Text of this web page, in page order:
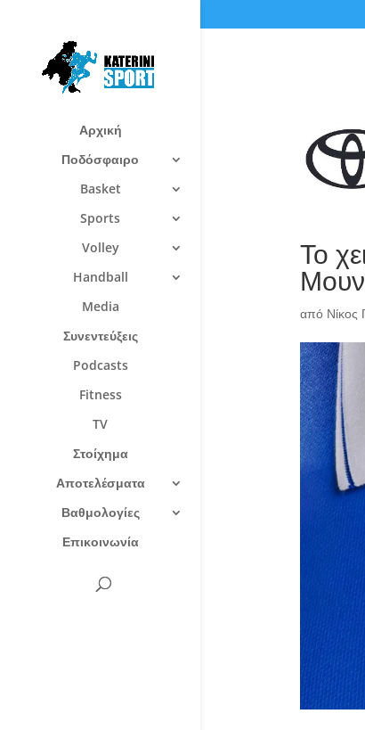
Αρχική
Ποδόσφαιρο
Basket
Sports
Volley
Handball
Media
Συνεντεύξεις
Podcasts
Fitness
TV
Στοίχημα
Αποτελέσματα
Βαθμολογίες
Επικοινωνία
Το
από Νίκος